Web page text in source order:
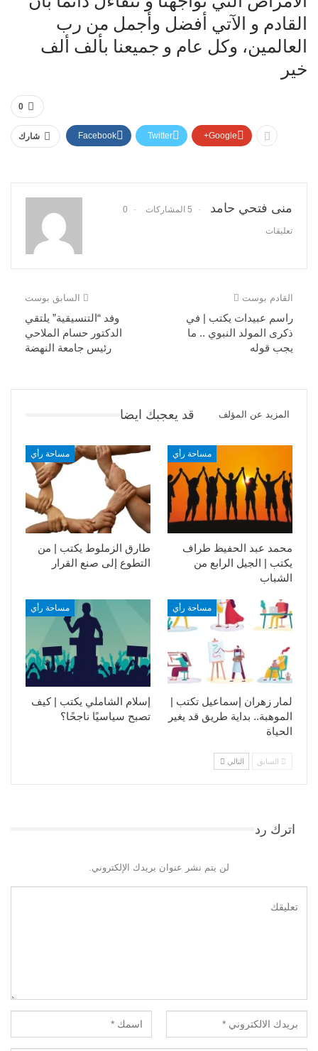
القادم و الآتي أفضل وأجمل من رب
العالمين، وكل عام و جميعنا بألف ألف
خير
0
شارك Facebook Twitter Google+
منى فتحي حامد 5 المشاركات 0
تعليقات
السابق بوست
وفد “التنسيقية” يلتقي
الدكتور حسام الملاحي
رئيس جامعة النهضة
القادم بوست
راسم عبيدات يكتب | في
ذكرى المولد النبوي .. ما
يجب قوله
قد يعجبك ايضا المزيد عن المؤلف
مساحة رأي
طارق الزملوط يكتب | من
التطوع إلى صنع القرار
مساحة رأي
محمد عبد الحفيظ طراف
يكتب | الجيل الرابع من
الشباب
مساحة رأي
إسلام الشاملي يكتب | كيف
تصبح سياسيًا ناجحًا؟
مساحة رأي
لمار زهران إسماعيل تكتب |
الموهبة.. بداية طريق قد يغير
الحياة
السابق التالي
اترك رد
لن يتم نشر عنوان بريدك الإلكتروني.